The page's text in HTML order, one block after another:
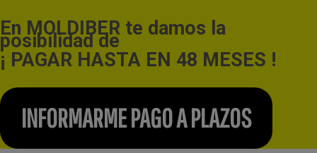
En MOLDIBER te damos la
posibilidad de
¡ PAGAR HASTA EN 48 MESES !
INFORMARME PAGO A PLAZOS